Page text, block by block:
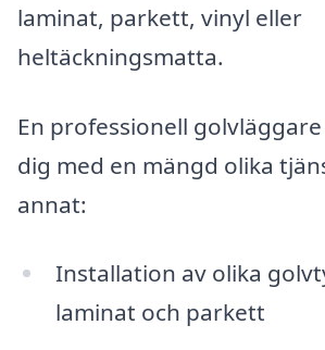
laminat, parkett, vinyl eller
heltäckningsmatta.
En professionell
dig med en mängd olika
annat:
Installation av olika
laminat och parkett